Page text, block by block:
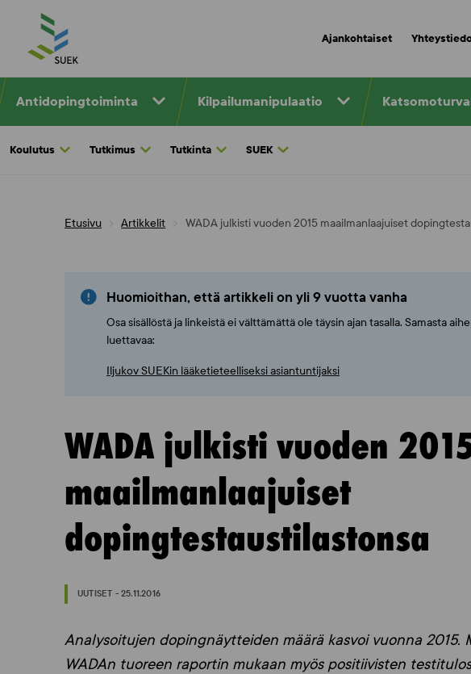
content
Ajankohtaiset
Antidopingtoiminta Kilpailumanipulaatio
Koulutus Tutkimus Tutkinta SUEK
Etusivu Artikkelit WADA julkisti vuoden 2015 maailmanlaajuiset
Huomioithan, että artikkeli on yli 9 vuotta vanha
Osa sisällöstä ja linkeistä ei välttämättä ole täysin ajan tasalla. Samasta
luettavaa:
Iljukov SUEKin lääketieteelliseksi asiantuntijaksi
WADA julkisti vuoden
maailmanlaajuiset
dopingtestaustilastonsa
UUTISET - 25.11.2016
Analysoitujen dopingnäytteiden määrä kasvoi vuonna 2015.
WADAn tuoreen raportin mukaan myös positiivisten